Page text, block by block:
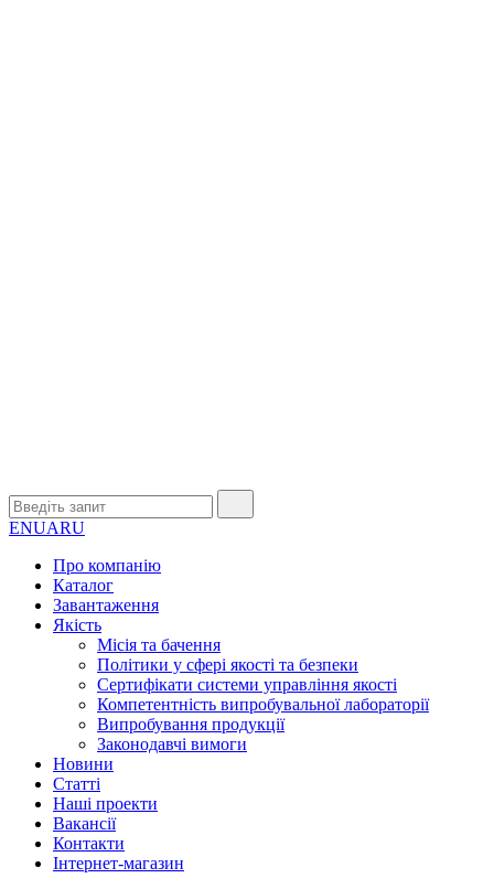
ENUARU
Про компанію
Каталог
Завантаження
Якість
Місія та бачення
Політики у сфері якості та безпеки
Сертифікати системи управління якості
Компетентність випробувальної лабораторії
Випробування продукції
Законодавчі вимоги
Новини
Статті
Наші проекти
Вакансії
Контакти
Інтернет-магазин